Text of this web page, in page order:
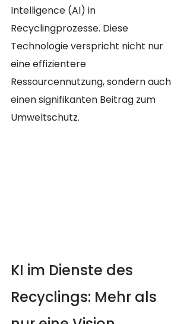
Intelligence (AI) in
Recyclingprozesse. Diese
Technologie verspricht nicht nur
eine effizientere
Ressourcennutzung, sondern auch
einen signifikanten Beitrag zum
Umweltschutz.
KI im Dienste des
Recyclings: Mehr als